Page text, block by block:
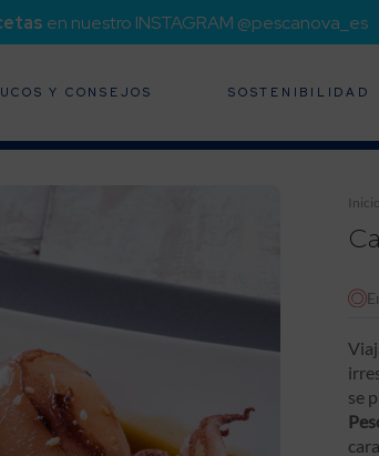
en nuestro INSTAGRAM @pescanova_es
Y CONSEJOS SOSTENIBILIDAD
se